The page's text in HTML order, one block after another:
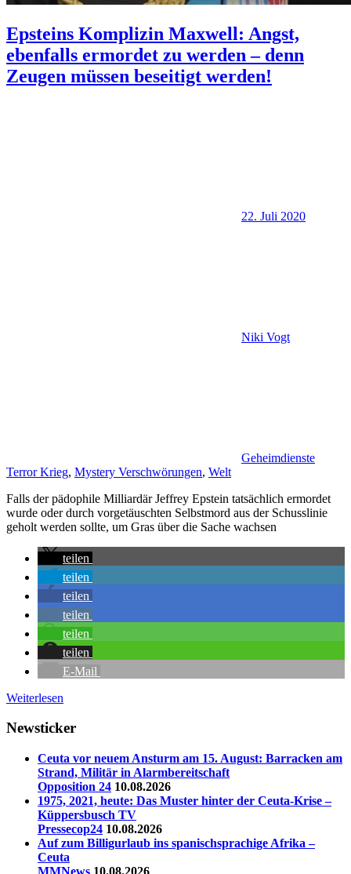
Epsteins Komplizin Maxwell: Angst,
ebenfalls ermordet zu werden – denn
Zeugen müssen beseitigt werden!
22. Juli 2020
Niki Vogt
Geheimdienste
Terror Krieg, Mystery Verschwörungen, Welt
Falls der pädophile Milliardär Jeffrey Epstein tatsächlich ermordet
wurde oder durch vorgetäuschten Selbstmord aus der Schusslinie
geholt werden sollte, um Gras über die Sache wachsen
teilen
teilen
teilen
teilen
teilen
teilen
E-Mail
Weiterlesen
Newsticker
Ceuta vor neuem Ansturm am 15. August: Barracken am
Strand, Militär in Alarmbereitschaft
Opposition 24 10.08.2026
1975, 2021, heute: Das Muster hinter der Ceuta-Krise –
Küppersbusch TV
Pressecop24 10.08.2026
Auf zum Billigurlaub ins spanischsprachige Afrika –
Ceuta
MMNews 10.08.2026